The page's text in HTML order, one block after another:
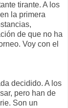
tirante. A los
la primera
de que no ha
Voy con el
decidido. A los
pero han de
Son un